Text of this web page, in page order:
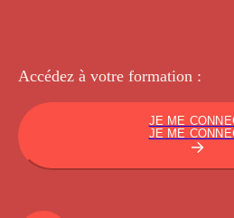
Accédez à votre formation :
JE ME
JE ME